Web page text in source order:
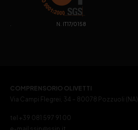
. N. IT17/0158
COMPRENSORIO OLIVETTI
Via Campi Flegrei, 34 – 80078 Pozzuoli (NA)
tel +39 081 597 91 00